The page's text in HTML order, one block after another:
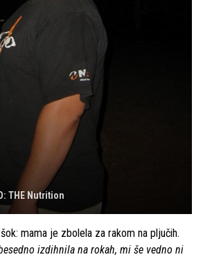
THE Nutrition
mama je zbolela za rakom na pljučih.
izdihnila na rokah, mi še vedno ni